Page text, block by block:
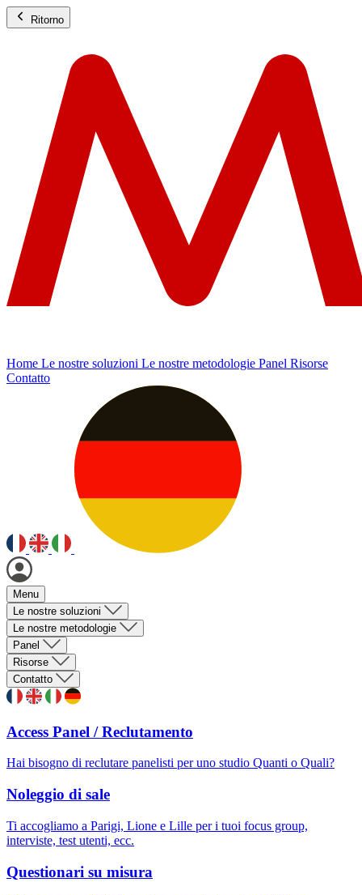
Ritorno
Home Le nostre soluzioni Le nostre metodologie Panel Risorse
Contatto
Menu
Le nostre soluzioni
Le nostre metodologie
Panel
Risorse
Contatto
Access Panel / Reclutamento
Hai bisogno di reclutare panelisti per uno studio Quanti o Quali?
Noleggio di sale
Ti accogliamo a Parigi, Lione e Lille per i tuoi focus group,
interviste, test utenti, ecc.
Questionari su misura